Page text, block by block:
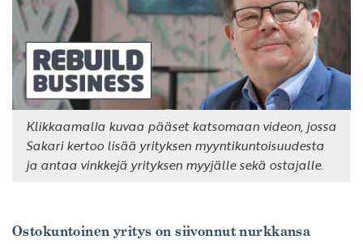
Klikkaamalla kuvaa pääset katsomaan videon, jossa
Sakari kertoo lisää yrityksen myyntikuntoisuudesta
ja antaa vinkkejä yrityksen myyjälle sekä ostajalle.
Ostokuntoinen yritys on siivonnut nurkkansa